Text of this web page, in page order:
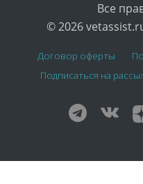
Все
© 2026
Договор оферты
Подписаться на